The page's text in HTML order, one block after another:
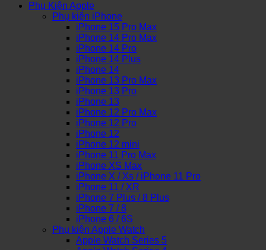
Phụ Kiện Apple
Phụ kiện iPhone
iPhone 15 Pro Max
iPhone 14 Pro Max
iPhone 14 Pro
iPhone 14 Plus
iPhone 14
iPhone 13 Pro Max
iPhone 13 Pro
iPhone 13
iPhone 12 Pro Max
iPhone 12 Pro
iPhone 12
iPhone 12 mini
iPhone 11 Pro Max
iPhone XS Max
iPhone X / Xs / iPhone 11 Pro
iPhone 11 / XR
iPhone 7 Plus / 8 Plus
iPhone 7 / 8
iPhone 6 / 6S
Phụ kiện Apple Watch
Apple Watch Series 5